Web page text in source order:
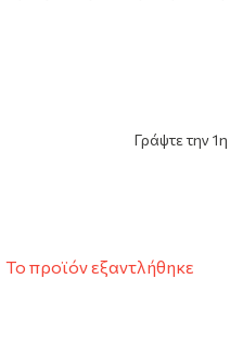
Γράψτε την
Το προϊόν εξαντλήθηκε